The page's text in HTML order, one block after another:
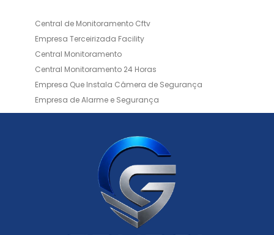
Central de Monitoramento Cftv
Empresa Terceirizada Facility
Central Monitoramento
Central Monitoramento 24 Horas
Empresa Que Instala Câmera de Segurança
Empresa de Alarme e Segurança
Empresa de Alarmes
Empresa de Facilities
Empresa de Instalação de Câmeras de Segurança
Empresa de Limpeza e Portaria
Empresas de Limpeza de Condomínios
Empresas de Monitoramento Cftv
Facility Terceirização
Instalação de Cftv
Instalação de Cercas Elétricas Residenciais